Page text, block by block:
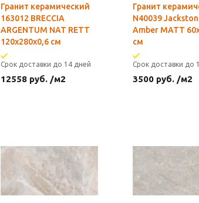
Гранит керамический
163012 BRECCIA
ARGENTUM NAT RETT
120x280х0,6 см
Срок доставки до 14 дней
12558руб. /м2
Гранит
N40039
Amber MATT
см
Срок доставки до
3500 руб. /м2